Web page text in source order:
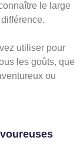
le large
utiliser pour
les goûts, que
ou